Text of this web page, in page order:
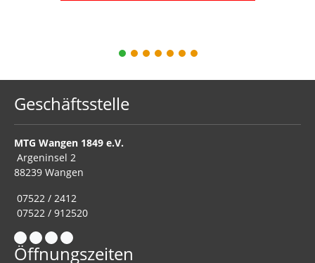
1 2 3 4 5 6 7
Geschäftsstelle
MTG Wangen 1849 e.V.
Argeninsel 2
88239 Wangen
07522 / 2412
07522 / 912520
Öffnungszeiten